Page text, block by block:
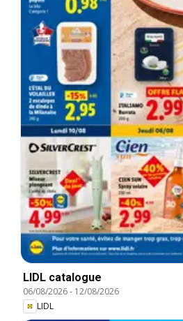
LIDL catalogue
06/08/2026- 12/08/2026
LIDL